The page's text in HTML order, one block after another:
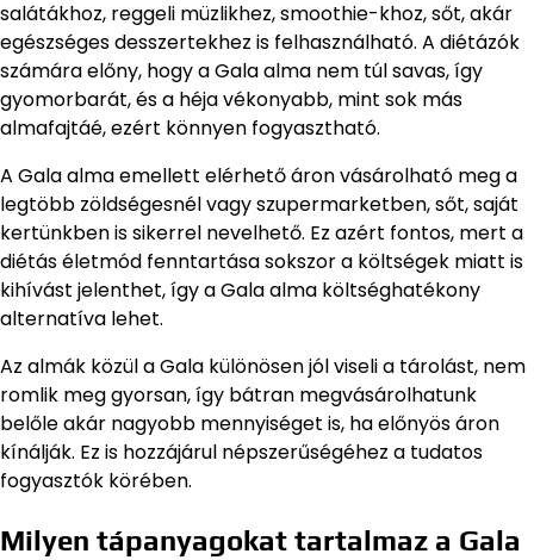
salátákhoz, reggeli müzlikhez, smoothie-khoz, sőt, akár
egészséges desszertekhez is felhasználható. A diétázók
számára előny, hogy a Gala alma nem túl savas, így
gyomorbarát, és a héja vékonyabb, mint sok más
almafajtáé, ezért könnyen fogyasztható.
A Gala alma emellett elérhető áron vásárolható meg a
legtöbb zöldségesnél vagy szupermarketben, sőt, saját
kertünkben is sikerrel nevelhető. Ez azért fontos, mert a
diétás életmód fenntartása sokszor a költségek miatt is
kihívást jelenthet, így a Gala alma költséghatékony
alternatíva lehet.
Az almák közül a Gala különösen jól viseli a tárolást, nem
romlik meg gyorsan, így bátran megvásárolhatunk
belőle akár nagyobb mennyiséget is, ha előnyös áron
kínálják. Ez is hozzájárul népszerűségéhez a tudatos
fogyasztók körében.
Milyen tápanyagokat tartalmaz a Gala